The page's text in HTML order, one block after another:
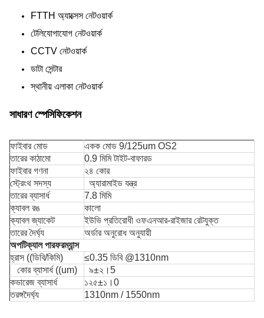
FTTH অ্যাক্সেস নেটওয়ার্ক
টেলিযোগাযোগ নেটওয়ার্ক
CCTV নেটওয়ার্ক
ডাটা সেন্টার
স্থানীয় এলাকা নেটওয়ার্ক
সাধারণ স্পেসিফিকেশন
ফাইবার মোড
একক মোড 9/125um OS2
তারের কাঠামো
0.9 মিমি টাইট-বাফারড
ফাইবার গণনা
২৪ কোর
স্ট্রেংথ সদস্য
অ্যারামাইড যন্ত্র
তারের ব্যাসার্ধ
7.8 মিমি
ক্যাবল রঙ
কালো
ক্যাবল জ্যাকেট
ইউভি প্রতিরোধী ওফএনআর-রাইজার রেটযুক্ত
তারের দৈর্ঘ্য
অর্ডার অনুরোধ অনুযায়ী
অপটিক্যাল পারফরম্যান্স
হ্রাস ((ডিবি/কিমি)
≤0.35 ডিবি @1310nm
কোর ব্যাসার্ধ ((um)
৯±২।5
কভারেজ ব্যাসার্ধ
১২৫±১।0
তরঙ্গদৈর্ঘ্য
1310nm / 1550nm